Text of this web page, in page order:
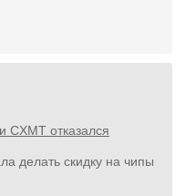
CXMT отказался
делать скидку на чипы